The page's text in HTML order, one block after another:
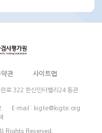
약관 사이트맵
로 322 한신인터밸리24 동관
E-mail : kigte@kigte.org
Rights Reserved.